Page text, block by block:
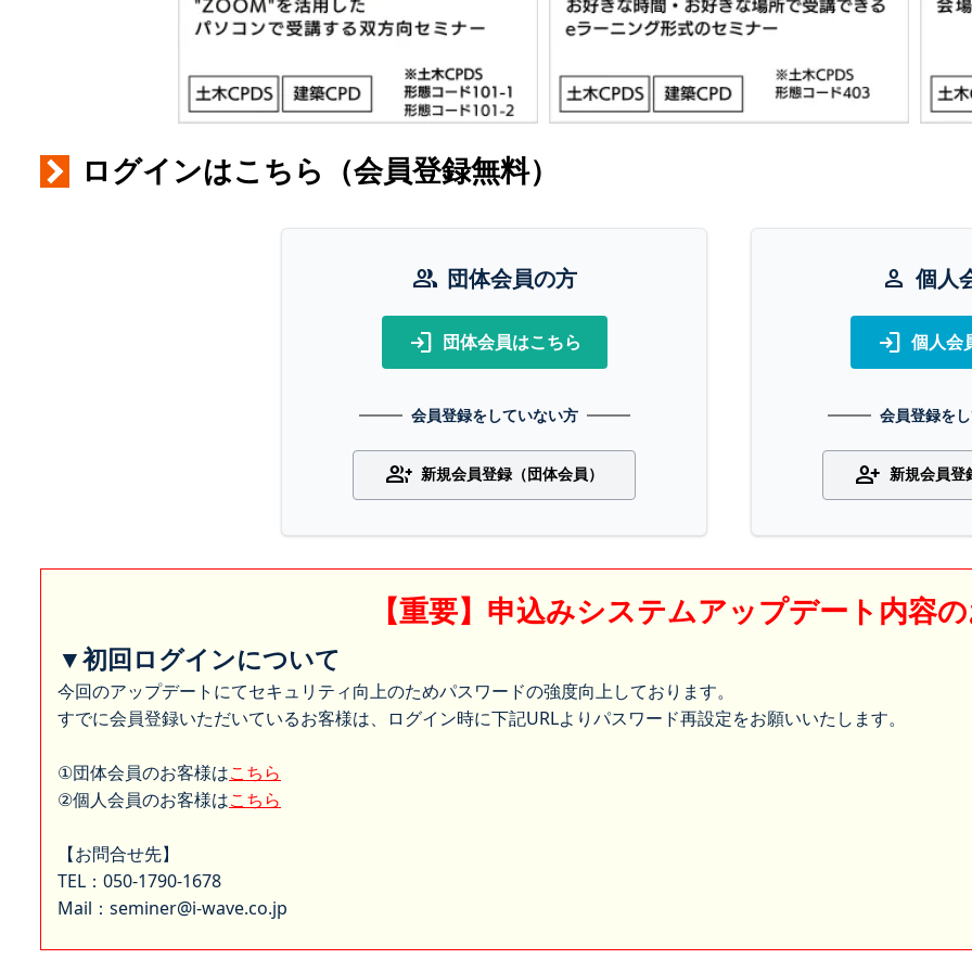
ログインはこちら（会員登録無料）
group 団体会員の方
login 団体会員はこちら
会員登録をしていない方
group_add 新規会員登録（団体会員）
person 個人
login 個人会
会員登録を
person_add 新規会員登
【重要】申込みシステムアップデート内容
▼初回ログインについて
今回のアップデートにてセキュリティ向上のためパスワードの強度向上しております。
すでに会員登録いただいているお客様は、ログイン時に下記URLよりパスワード再設定をお願いいたします。
①団体会員のお客様はこちら
②個人会員のお客様はこちら
【お問合せ先】
TEL：050-1790-1678
Mail：seminer@i-wave.co.jp